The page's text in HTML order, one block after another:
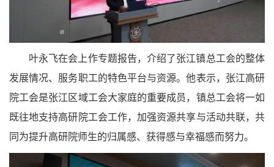
叶永飞在会上作专题报告，介绍了张江镇总工会的整体
发展情况、服务职工的特色平台与资源。他表示，张江高研
院工会是张江区域工会大家庭的重要成员，镇总工会将一如
既往地支持高研院工会工作，加强资源共享与活动共联，共
同为提升高研院师生的归属感、获得感与幸福感而努力。